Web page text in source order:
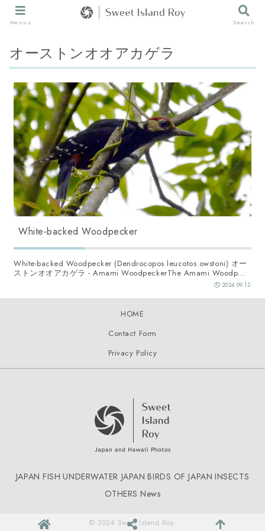
オーストンオオアカゲラ
White-backed Woodpecker
White-backed Woodpecker (Dendrocopos leucotos owstoni) オー
ストンオオアカゲラ - Amami WoodpeckerThe Amami Woodp...
2024.09.12
Contact Form
HOME
Privacy Policy
JAPAN FISH UNDERWATER JAPAN BIRDS OF JAPAN INSECTS
OTHERS News
© 2024 Sweet Island Roy.
Menus Search